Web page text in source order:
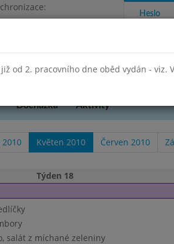
13:26
Heslo
Docházka Aktivity
Květen 2010 Červen 2010
Týden 18
salát z míchané zeleniny
od 2. pracovního dne oběd vydán - viz.